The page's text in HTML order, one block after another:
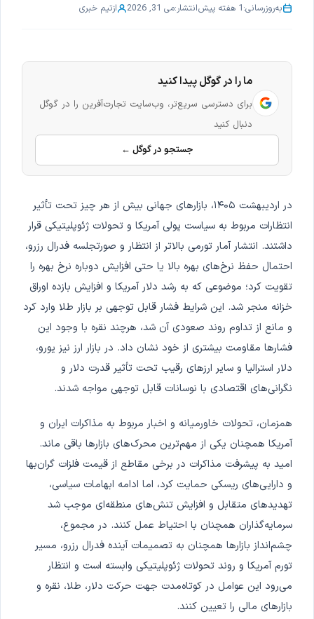
به‌روزرسانی:1 هفته پیش انتشار:می 31, 2026 ازتیم خبری
ما را در گوگل پیدا کنید
برای دسترسی سریع‌تر، وب‌سایت تجارت‌آفرین را در گوگل
دنبال کنید
جستجو در گوگل ←
در اردیبهشت ۱۴۰۵، بازارهای جهانی بیش از هر چیز تحت تأثیر
انتظارات مربوط به سیاست پولی آمریکا و تحولات ژئوپلیتیکی قرار
داشتند. انتشار آمار تورمی بالاتر از انتظار و صورتجلسه فدرال رزرو،
احتمال حفظ نرخ‌های بهره بالا یا حتی افزایش دوباره نرخ بهره را
تقویت کرد؛ موضوعی که به رشد دلار آمریکا و افزایش بازده اوراق
خزانه منجر شد. این شرایط فشار قابل توجهی بر بازار طلا وارد کرد
و مانع از تداوم روند صعودی آن شد، هرچند نقره با وجود این
فشارها مقاومت بیشتری از خود نشان داد. در بازار ارز نیز یورو،
دلار استرالیا و سایر ارزهای رقیب تحت تأثیر قدرت دلار و
نگرانی‌های اقتصادی با نوسانات قابل توجهی مواجه شدند.
همزمان، تحولات خاورمیانه و اخبار مربوط به مذاکرات ایران و
آمریکا همچنان یکی از مهم‌ترین محرک‌های بازارها باقی ماند.
امید به پیشرفت مذاکرات در برخی مقاطع از قیمت فلزات گران‌بها
و دارایی‌های ریسکی حمایت کرد، اما ادامه ابهامات سیاسی،
تهدیدهای متقابل و افزایش تنش‌های منطقه‌ای موجب شد
سرمایه‌گذاران همچنان با احتیاط عمل کنند. در مجموع،
چشم‌انداز بازارها همچنان به تصمیمات آینده فدرال رزرو، مسیر
تورم آمریکا و روند تحولات ژئوپلیتیکی وابسته است و انتظار
می‌رود این عوامل در کوتاه‌مدت جهت حرکت دلار، طلا، نقره و
بازارهای مالی را تعیین کنند.